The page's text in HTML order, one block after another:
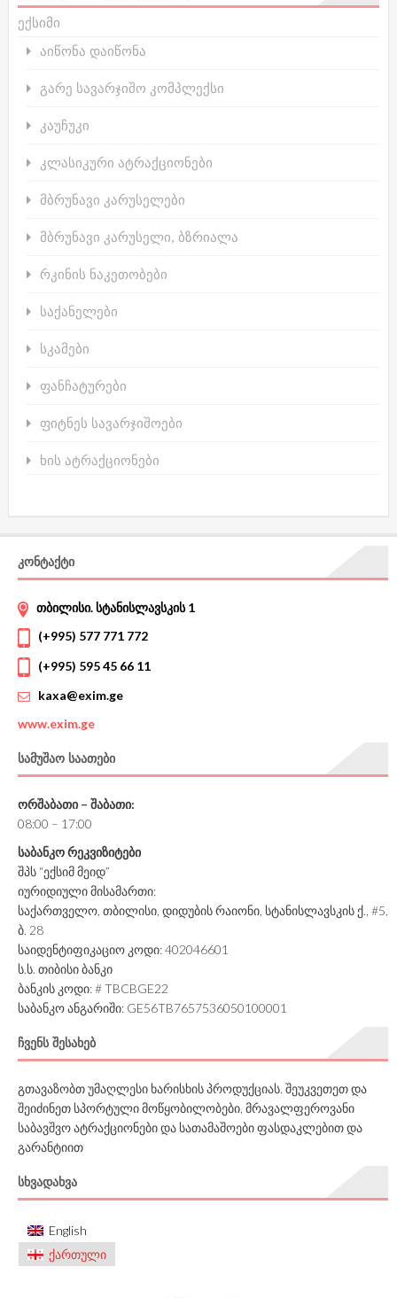
ექსიმი
აიწონა დაიწონა
გარე სავარჯიშო კომპლექსი
კაუჩუკი
კლასიკური ატრაქციონები
მბრუნავი კარუსელები
მბრუნავი კარუსელი, ბზრიალა
რკინის ნაკეთობები
საქანელები
სკამები
ფანჩატურები
ფიტნეს სავარჯიშოები
ხის ატრაქციონები
ᲙᲝᲜᲢᲐᲥᲢᲘ
თბილისი. სტანისლავსკის 1
(+995) 577 771 772
(+995) 595 45 66 11
kaxa@exim.ge
www.exim.ge
ᲡᲐᲛᲣᲨᲐᲝ ᲡᲐᲐᲗᲔᲑᲘ
ორშაბათი – შაბათი:
08:00 – 17:00
საბანკო რეკვიზიტები
შპს “ექსიმ მეიდ”
იურიდიული მისამართი:
საქართველო, თბილისი, დიდუბის რაიონი, სტანისლავსკის ქ., #5,
ბ. 28
საიდენტიფიკაციო კოდი: 402046601
ს.ს. თიბისი ბანკი
ბანკის კოდი: # TBCBGE22
საბანკო ანგარიში: GE56TB7657536050100001
ᲩᲕᲔᲜᲡ ᲨᲔᲡᲐᲮᲔᲑ
გთავაზობთ უმაღლესი ხარისხის პროდუქციას. შეუკვეთეთ და
შეიძინეთ სპორტული მოწყობილობები, მრავალფეროვანი
საბავშვო ატრაქციონები და სათამაშოები ფასდაკლებით და
გარანტიით
ᲡᲮᲕᲐᲓᲐᲮᲕᲐ
English
ქართული